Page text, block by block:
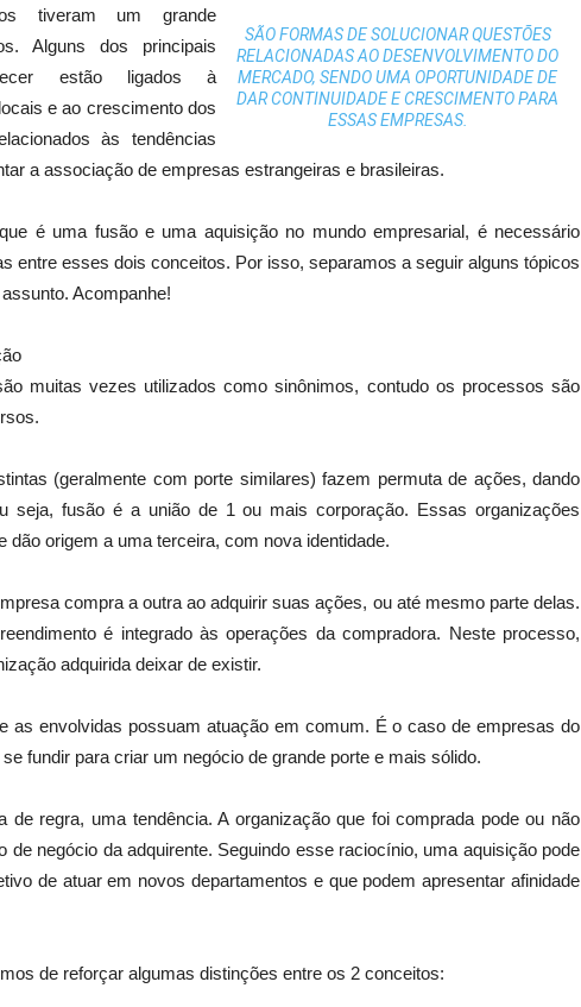
SÃO FORMAS DE SOLUCIONAR QUESTÕES
RELACIONADAS AO DESENVOLVIMENTO DO
MERCADO, SENDO UMA OPORTUNIDADE DE
DAR CONTINUIDADE E CRESCIMENTO PARA
ESSAS EMPRESAS.
tiveram um grande
Alguns dos principais
estão ligados à
e ao crescimento dos
às tendências
a associação de empresas estrangeiras e brasileiras.
é uma fusão e uma aquisição no mundo empresarial, é necessário
entre esses dois conceitos. Por isso, separamos a seguir alguns tópicos
Acompanhe!
muitas vezes utilizados como sinônimos, contudo os processos são
(geralmente com porte similares) fazem permuta de ações, dando
seja, fusão é a união de 1 ou mais corporação. Essas organizações
dão origem a uma terceira, com nova identidade.
compra a outra ao adquirir suas ações, ou até mesmo parte delas.
é integrado às operações da compradora. Neste processo,
adquirida deixar de existir.
as envolvidas possuam atuação em comum. É o caso de empresas do
fundir para criar um negócio de grande porte e mais sólido.
de regra, uma tendência. A organização que foi comprada pode ou não
de negócio da adquirente. Seguindo esse raciocínio, uma aquisição pode
de atuar em novos departamentos e que podem apresentar afinidade
de reforçar algumas distinções entre os 2 conceitos: